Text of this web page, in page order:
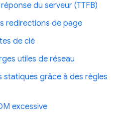
du serveur (TTFB)
redirections de page
de clé
utiles de réseau
statiques grâce à des règles
excessive